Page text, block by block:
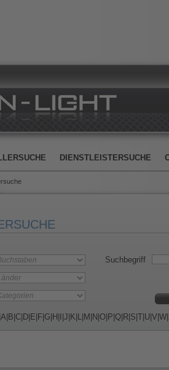
DIENSTLEISTERSUCHE
Suchbegriff
A B C D E F G H J K L M N O P Q R S T U V W